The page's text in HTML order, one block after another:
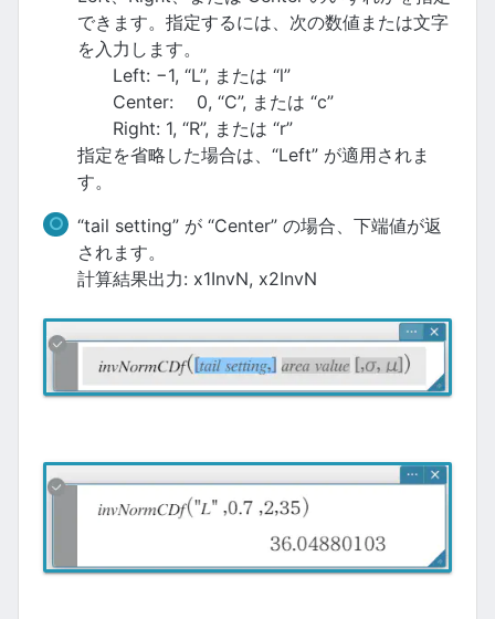
できます。指定するには、次の数値または文字
を入力します。
Left: −1, “L”, または “l”
Center: 0, “C”, または “c”
Right: 1, “R”, または “r”
指定を省略した場合は、“Left” が適用されま
す。
“tail setting” が “Center” の場合、下端値が返
されます。
計算結果出力: x1InvN, x2InvN